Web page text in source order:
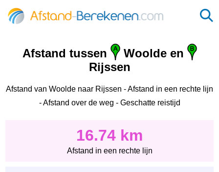
Afstand tussen
Woolde en
Rijssen
Afstand van Woolde naar Rijssen - Afstand in een rechte lijn
- Afstand over de weg - Geschatte reistijd
16.74 km
Afstand in een rechte lijn